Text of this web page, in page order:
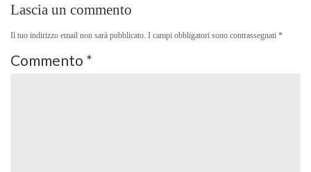
Lascia un commento
Il tuo indirizzo email non sarà pubblicato. I campi obbligatori sono contrassegnati *
Commento *